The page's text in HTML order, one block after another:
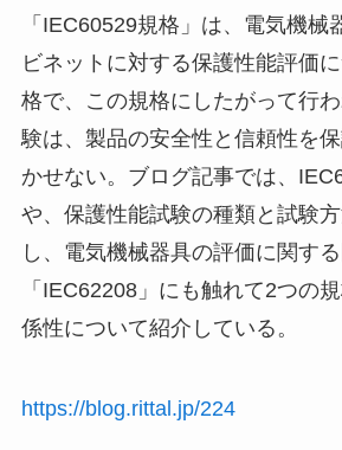
「IEC60529規格」は、電気機械
ビネットに対する保護性能評価
格で、この規格にしたがって行
験は、製品の安全性と信頼性を
かせない。ブログ記事では、
や、保護性能試験の種類と試験
し、電気機械器具の評価に関す
「IEC62208」にも触れて2つの
係性について紹介している。
https://blog.rittal.jp/224